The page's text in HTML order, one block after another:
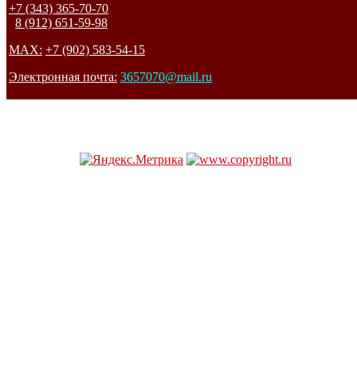
+7 (343) 365-70-70
8 (912) 651-59-98
MAX: +7 (902) 583-54-15
Электронная почта: 3657070@mail.ru